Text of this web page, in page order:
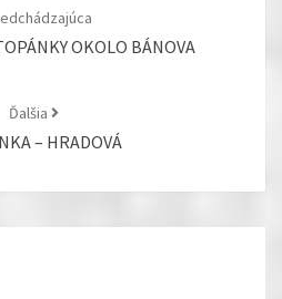
OKOLO BÁNOVA
Ďalšia
– HRADOVÁ